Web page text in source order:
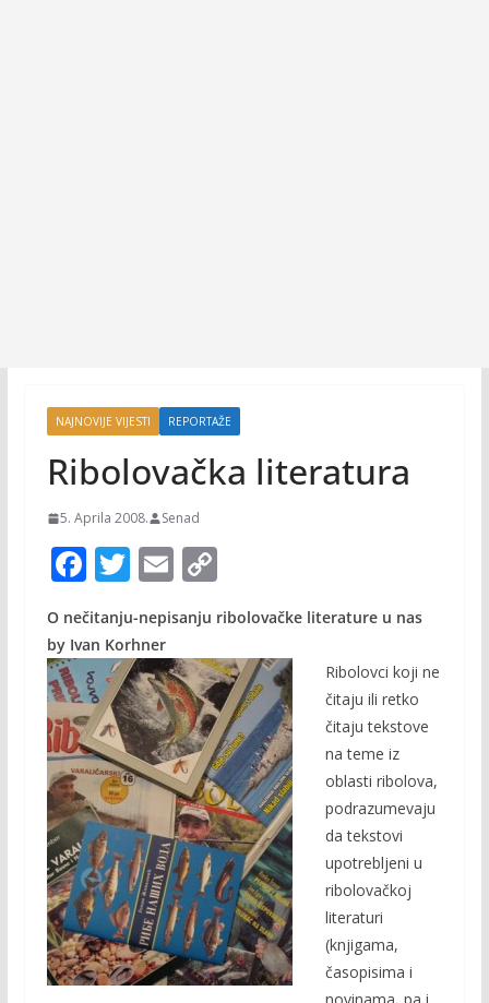
NAJNOVIJE VIJESTI REPORTAŽE
Ribolovačka literatura
5. Aprila 2008. Senad
F
ac
e
b
o
o
k
T
itt
er
E
m
ai
l
C
o
p
y
Li
n
k
O nečitanju-nepisanju ribolovačke literature u nas
by Ivan Korhner
Ribolovci koji ne
čitaju ili retko
čitaju tekstove
na teme iz
oblasti ribolova,
podrazumevaju
da tekstovi
upotrebljeni u
ribolovačkoj
literaturi
(knjigama,
časopisima i